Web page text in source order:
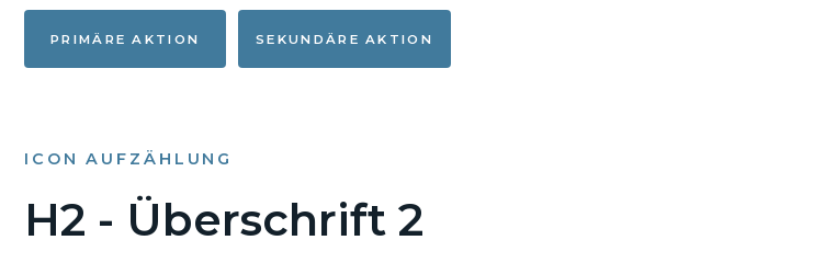
PRIMÄRE AKTION SEKUNDÄRE AKTION
ICON AUFZÄHLUNG
H2 - Überschrift 2